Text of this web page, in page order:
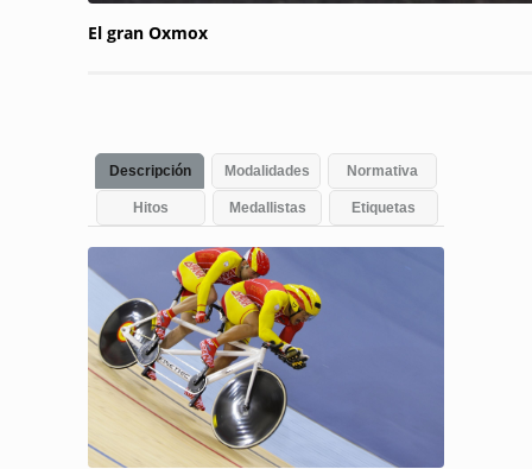
El gran Oxmox
Descripción Modalidades Normativa
Hitos Medallistas Etiquetas